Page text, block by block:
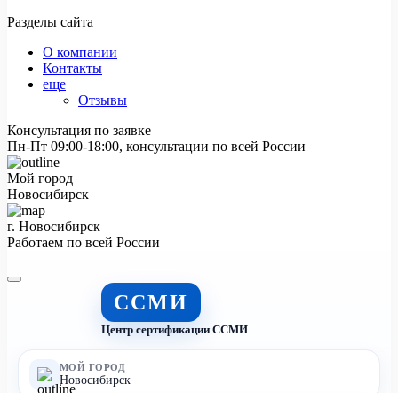
Разделы сайта
О компании
Контакты
еще
Отзывы
Консультация по заявке
Пн-Пт 09:00-18:00, консультации по всей России
Мой город
Новосибирск
г. Новосибирск
Работаем по всей России
ССМИ
Центр сертификации ССМИ
МОЙ ГОРОД
Новосибирск